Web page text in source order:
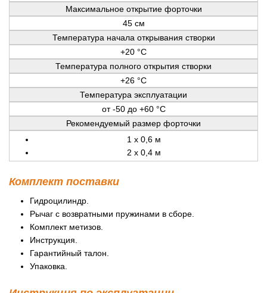
Максимальное открытие форточки
45 см
Температура начала открывания створки
+20 °C
Температура полного открытия створки
+26 °C
Температура эксплуатации
от -50 до +60 °С
Рекомендуемый размер форточки
1 х 0,6 м
2 х 0,4 м
Комплект поставки
Гидроцилиндр.
Рычаг с возвратными пружинами в сборе.
Комплект метизов.
Инструкция.
Гарантийный талон.
Упаковка.